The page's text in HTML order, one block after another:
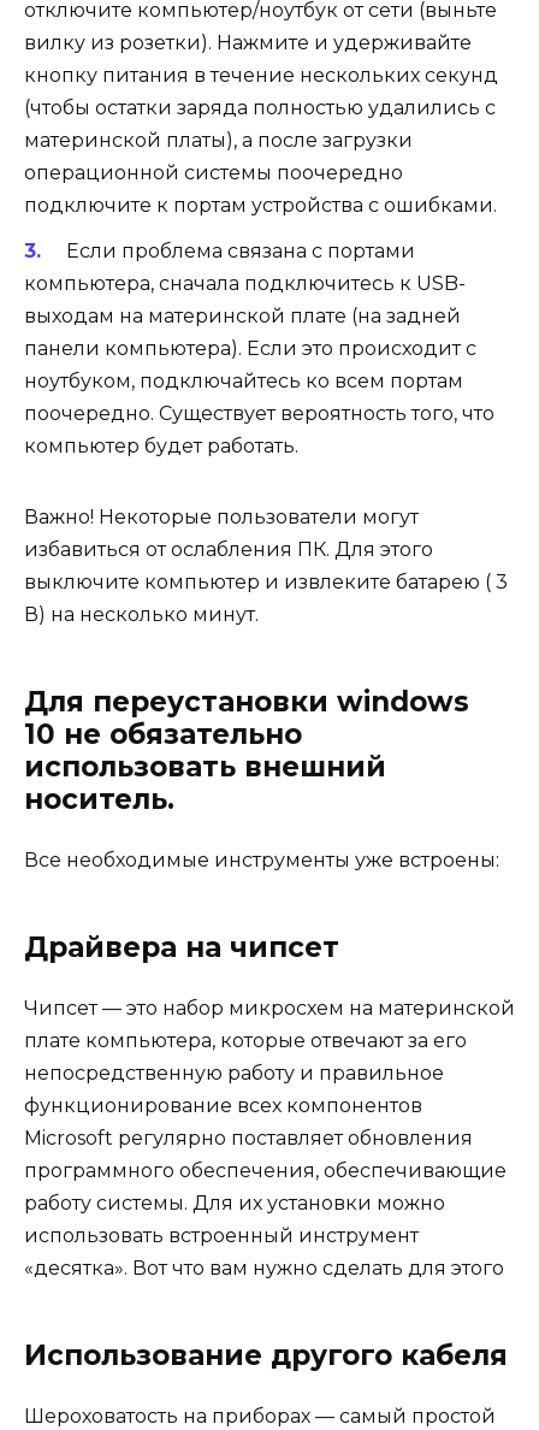
отключите компьютер/ноутбук от сети (выньте
вилку из розетки). Нажмите и удерживайте
кнопку питания в течение нескольких секунд
(чтобы остатки заряда полностью удалились с
материнской платы), а после загрузки
операционной системы поочередно
подключите к портам устройства с ошибками.
Если проблема связана с портами
компьютера, сначала подключитесь к USB-
выходам на материнской плате (на задней
панели компьютера). Если это происходит с
ноутбуком, подключайтесь ко всем портам
поочередно. Существует вероятность того, что
компьютер будет работать.
Важно! Некоторые пользователи могут
избавиться от ослабления ПК. Для этого
выключите компьютер и извлеките батарею ( 3
В) на несколько минут.
Для переустановки windows
10 не обязательно
использовать внешний
носитель.
Все необходимые инструменты уже встроены:
Драйвера на чипсет
Чипсет — это набор микросхем на материнской
плате компьютера, которые отвечают за его
непосредственную работу и правильное
функционирование всех компонентов
Microsoft регулярно поставляет обновления
программного обеспечения, обеспечивающие
работу системы. Для их установки можно
использовать встроенный инструмент
«десятка». Вот что вам нужно сделать для этого
Использование другого кабеля
Шероховатость на приборах — самый простой